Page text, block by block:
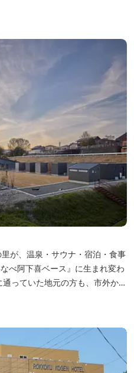
が、温泉・サウナ・宿泊・食事
べ阿下喜ベース』に生まれ変わ
める施設になります。今まで人
エリアやコンテナタイプの宿
わります。 「いなべ阿下